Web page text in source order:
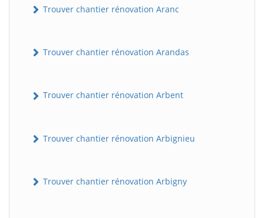
Trouver chantier rénovation Aranc
Trouver chantier rénovation Arandas
Trouver chantier rénovation Arbent
Trouver chantier rénovation Arbignieu
Trouver chantier rénovation Arbigny